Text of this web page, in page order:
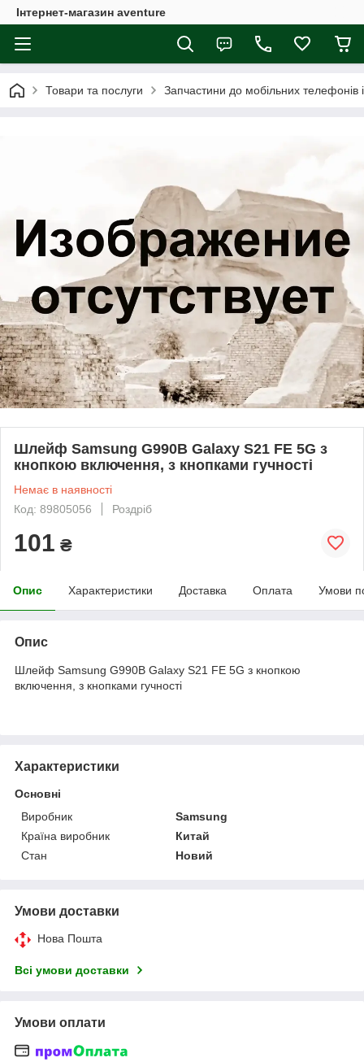
Інтернет-магазин aventure
Товари та послуги Запчастини до мобільних телефонів
Шлейф Samsung G990B Galaxy S21 FE 5G з
кнопкою включення, з кнопками гучності
Немає в наявності
Код: 89805056
Роздріб
101 ₴
Опис Характеристики Доставка Оплата Умови
Опис
Шлейф Samsung G990B Galaxy S21 FE 5G з кнопкою
включення, з кнопками гучності
Характеристики
Основні
Виробник
Samsung
Країна виробник
Китай
Стан
Новий
Умови доставки
Нова Пошта
Всі умови доставки
Умови оплати